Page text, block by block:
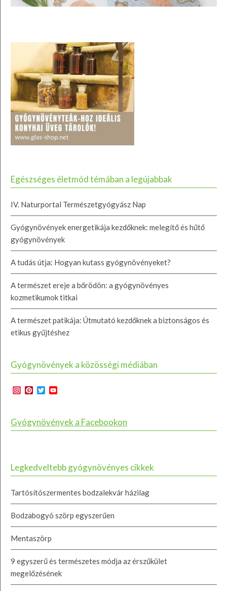
Egészséges életmód témában a legújabbak
IV. Naturportal Természetgyógyász Nap
Gyógynövények energetikája kezdőknek: melegítő és hűtő
gyógynövények
A tudás útja: Hogyan kutass gyógynövényeket?
A természet ereje a bőrödön: a gyógynövényes
kozmetikumok titkai
A természet patikája: Útmutató kezdőknek a biztonságos és
etikus gyűjtéshez
Gyógynövények a közösségi médiában
Instagram
Pinterest
Twitter
Gyógynövények a Facebookon
Legkedveltebb gyógynövényes cikkek
Tartósítószermentes bodzalekvár házilag
Bodzabogyó szörp egyszerűen
Mentaszörp
9 egyszerű és természetes módja az érszűkület
megelőzésének